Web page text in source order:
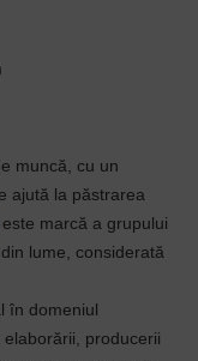
muncă, cu un
ajută la păstrarea
este marcă a grupului
lume, considerată
în domeniul
producerii